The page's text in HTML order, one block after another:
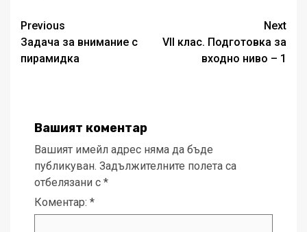
Post
navigation
Previous
Задача за внимание с
пирамидка
Next
VII клас. Подготовка за
входно ниво – 1
Вашият коментар
Вашият имейл адрес няма да бъде
публикуван. Задължителните полета са
отбелязани с *
Коментар: *